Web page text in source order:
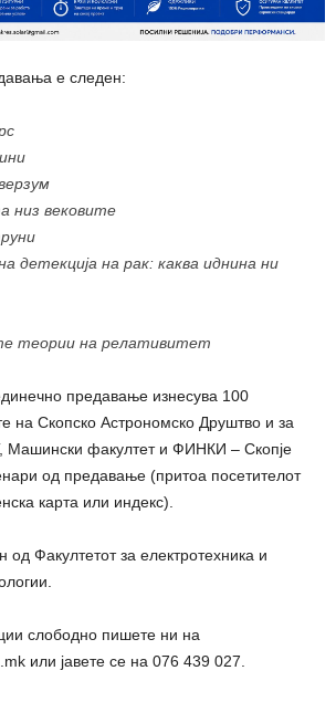
е следен:
низ вековите
детекција на рак: каква иднина ни
теории на релативитет
предавање изнесува 100
на Скопско Астрономско Друштво и за
Машински факултет и ФИНКИ – Скопје
од предавање (притоа посетителот
карта или индекс).
од Факултетот за електротехника и
слободно пишете ни на
или јавете се на 076 439 027.